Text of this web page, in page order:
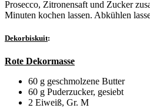
Prosecco, Zitronensaft und Zucker
Minuten kochen lassen. Abkühlen
Dekorbiskuit:
Rote Dekormasse
60 g geschmolzene Butter
60 g Puderzucker, gesiebt
2 Eiweiß, Gr. M